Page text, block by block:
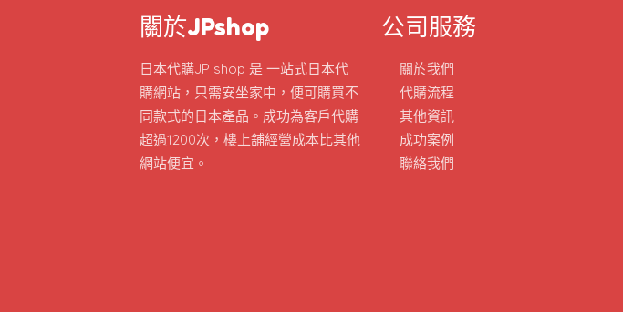
關於JPshop
日本代購JP shop 是 一站式日本代
購網站，只需安坐家中，便可購買不
同款式的日本產品。成功為客戶代購
超過1200次，樓上舖經營成本比其他
網站便宜。
公司服務
關於我們
代購流程
其他資訊
成功案例
聯絡我們